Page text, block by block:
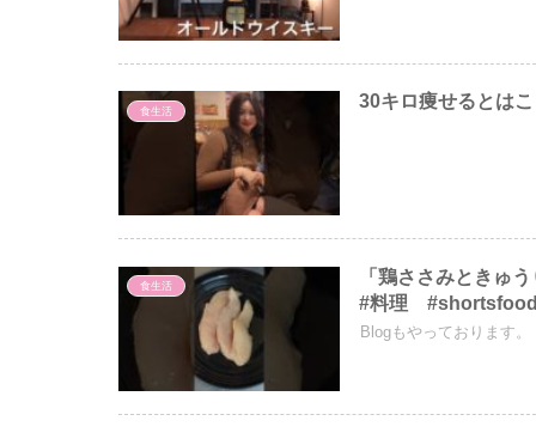
食生活 30キロ痩せるとは
食生活
「鶏ささみときゅ
#料理
Blogもやっております